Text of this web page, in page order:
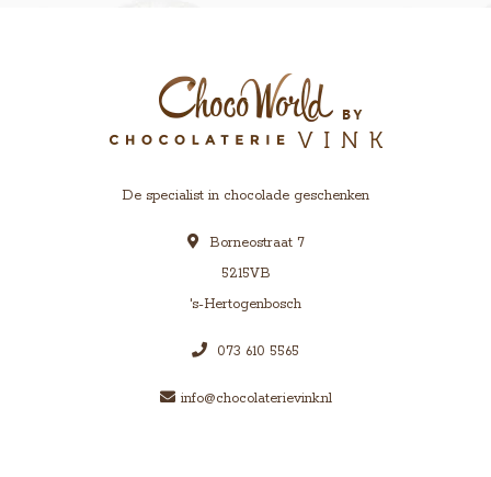
De specialist in chocolade geschenken
Borneostraat 7
5215VB
's-Hertogenbosch
073 610 5565
info@chocolaterievink.nl